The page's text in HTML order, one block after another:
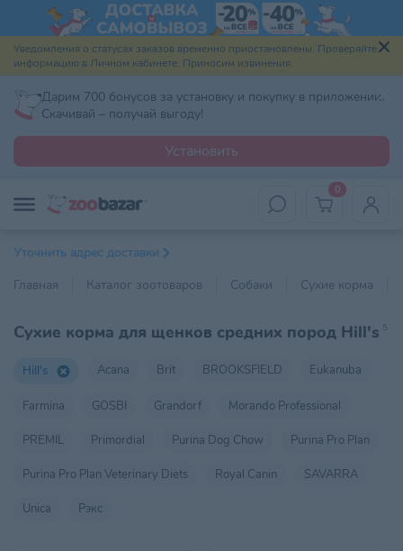
Уведомления о статусах заказов временно приостановлены. Проверяйте
информацию в Личном кабинете. Приносим извинения.
Дарим 700 бонусов за установку и покупку в приложении.
Скачивай – получай выгоду!
Установить
0
Уточнить адрес доставки
Главная
Каталог зоотоваров Собаки Сухие корма
Сухие корма для щенков средних пород Hill's 5
Hill's Acana Brit BROOKSFIELD Eukanuba
Farmina GOSBI Grandorf Morando Professional
PREMIL Primordial Purina Dog Chow Purina Pro Plan
Purina Pro Plan Veterinary Diets Royal Canin SAVARRA
Unica Рэкс